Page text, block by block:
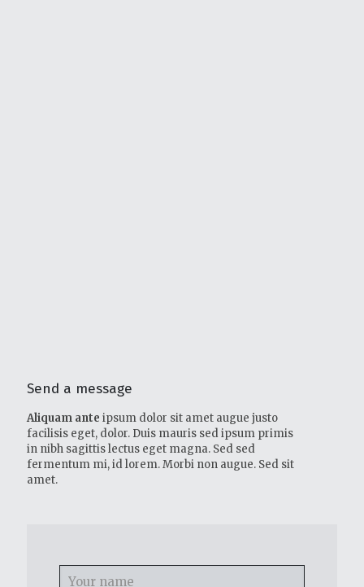
Send a message
Aliquam ante ipsum dolor sit amet augue justo
facilisis eget, dolor. Duis mauris sed ipsum primis
in nibh sagittis lectus eget magna. Sed sed
fermentum mi, id lorem. Morbi non augue. Sed sit
amet.